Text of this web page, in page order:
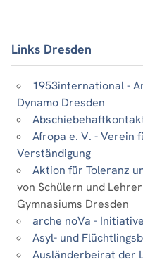
Links Dresden
1953international -
Dynamo Dresden
Afropa e. V. - Verein
Verständigung
Aktion für Toleranz
von Schülern und
Gymnasiums Dresden
arche noVa -
Asyl- und
Ausländerbeirat der